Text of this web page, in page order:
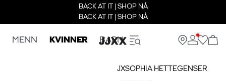
BACK AT IT | SHOP NÅ
BACK AT IT | SHOP NÅ
MENN KVINNER BARN
JXSOPHIA HETTEGENSER